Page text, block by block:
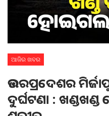
ଆଜିର ଖବର
ଉତ୍ତରପ୍ରଦେଶର
ଦୁର୍ଘଟଣା :